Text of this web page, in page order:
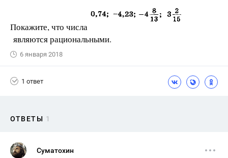
Покажите, что числа
являются рациональными.
6 января 2018
1 ответ
ОТВЕТЫ 1
Суматохин